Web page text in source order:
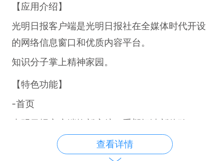
【应用介绍】
光明日报客户端是光明日报社在全媒体时代开设
的网络信息窗口和优质内容平台。
知识分子掌上精神家园。
【特色功能】
-首页
光明日报客户端焕新启航，重塑阅读新体验！
UI全面升级，为您带来不同凡响的视觉享受。
查看详情